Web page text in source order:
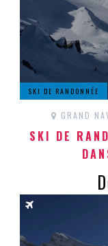
SKI DE RANDONNÉE
GRAND
SKI DE